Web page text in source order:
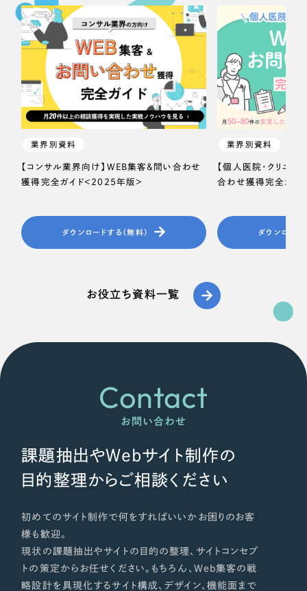
業界別資料
【コンサル業界向け】WEB集客＆問い合わせ
獲得完全ガイド＜2025年版＞
ダウンロードする（無料）
業界別資料
【個人医院・クリニッ
合わせ獲得完全ガイ
ダウンロード
お役立ち資料一覧
Contact
お問い合わせ
課題抽出やWebサイト制作の
目的整理からご相談ください
初めてのサイト制作で何をすればいいかお困りのお客
様も歓迎。
現状の課題抽出やサイトの目的の整理、サイトコンセプ
トの策定からお任せください。もちろん、Web集客の戦
略設計を具現化するサイト構成、デザイン、機能面まで